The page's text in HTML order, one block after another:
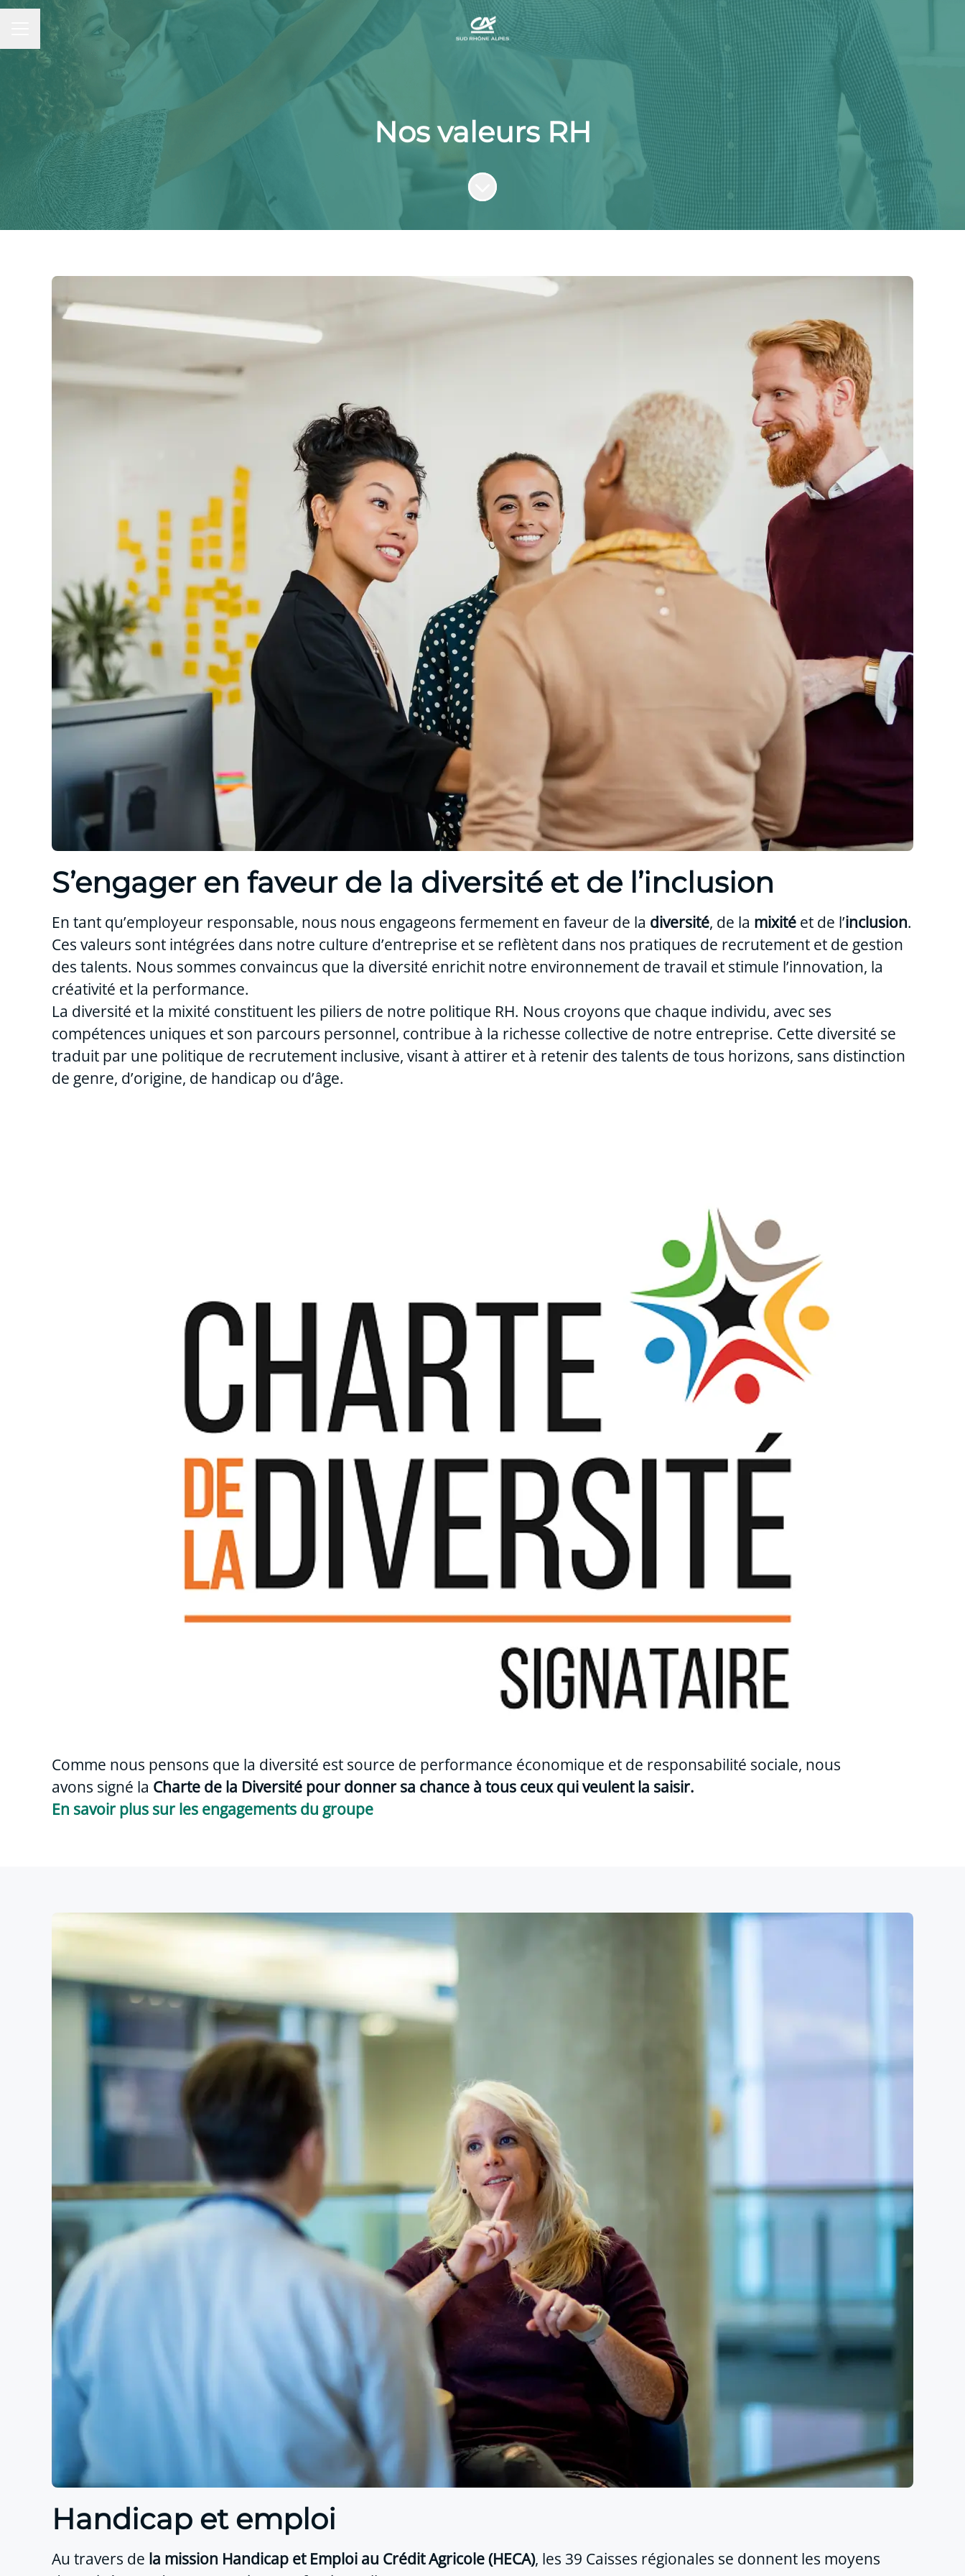
MENU CARRIÈRE
Nos valeurs RH
Faire défiler jusqu'au contenu
S’engager en faveur de la diversité et de l’inclusion
En tant qu’employeur responsable, nous nous engageons fermement en faveur de la diversité, de la mixité et de l’inclusion.
Ces valeurs sont intégrées dans notre culture d’entreprise et se reflètent dans nos pratiques de recrutement et de gestion
des talents. Nous sommes convaincus que la diversité enrichit notre environnement de travail et stimule l’innovation, la
créativité et la performance.
La diversité et la mixité constituent les piliers de notre politique RH. Nous croyons que chaque individu, avec ses
compétences uniques et son parcours personnel, contribue à la richesse collective de notre entreprise. Cette diversité se
traduit par une politique de recrutement inclusive, visant à attirer et à retenir des talents de tous horizons, sans distinction
de genre, d’origine, de handicap ou d’âge.
Comme nous pensons que la diversité est source de performance économique et de responsabilité sociale, nous
avons signé la Charte de la Diversité pour donner sa chance à tous ceux qui veulent la saisir.
En savoir plus sur les engagements du groupe
Handicap et emploi
Au travers de la mission Handicap et Emploi au Crédit Agricole (HECA), les 39 Caisses régionales se donnent les moyens